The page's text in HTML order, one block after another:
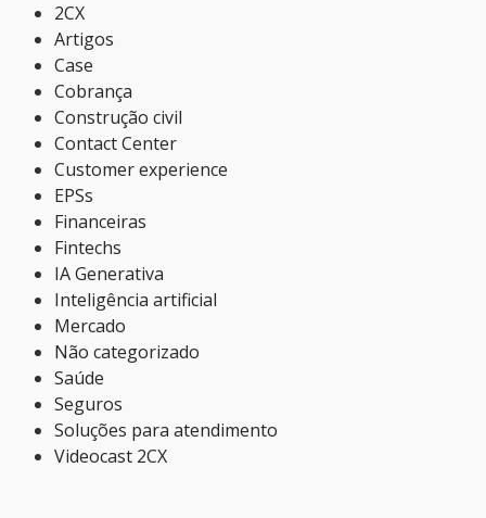
2CX
Artigos
Case
Cobrança
Construção civil
Contact Center
Customer experience
EPSs
Financeiras
Fintechs
IA Generativa
Inteligência artificial
Mercado
Não categorizado
Saúde
Seguros
Soluções para atendimento
Videocast 2CX